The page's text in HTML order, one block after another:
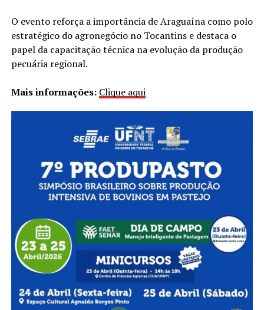
O evento reforça a importância de Araguaína como polo
estratégico do agronegócio no Tocantins e destaca o
papel da capacitação técnica na evolução da produção
pecuária regional.
Mais informações: Clique aqui